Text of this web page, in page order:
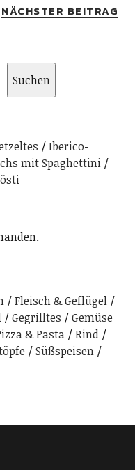
NÄCHSTER BEITRAG
Suchen
Iberico-
mit Spaghettini
Fleisch & Geflügel
Gegrilltes
Gemüse
& Pasta
Rind
Süßspeisen